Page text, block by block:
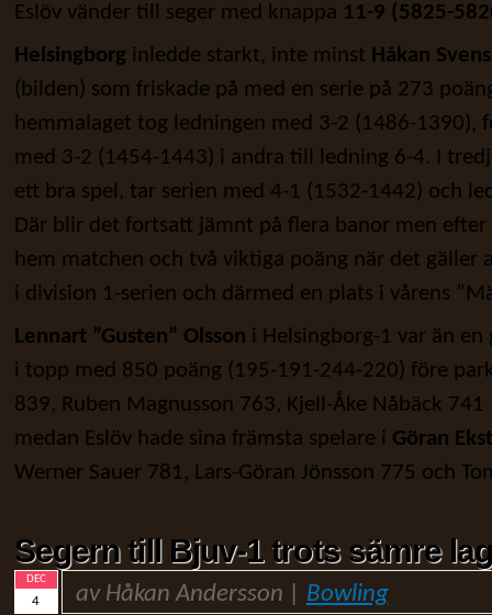
Eslöv vänder till seger med knappa 11-9 (5825-
Helsingborg inledde starkt, inte minst Håkan
(bilden) som friskade på med en serie på 273
hemmalaget tog ledningen med 3-2 (1486-1390),
med 3-2 (1454-1443) i andra till ledning 6-4. I
ett bra spel, tar serien med 4-1 (1532-1442) och
Där blir det fortsatt jämnt på flera banor men
hem matchen och två viktiga poäng när det gäller
i division 1-serien och därmed en plats i vårens
Lennart ”Gusten” Olsson i Helsingborg-1 var än en
i topp med 850 poäng (195-191-244-220) före
839, Ruben Magnusson 763, Kjell-Åke Nåbäck
medan Eslöv hade sina främsta spelare i Göran
Werner Sauer 781, Lars-Göran Jönsson 775 och
Segern till Bjuv-1 trots sämre
DEC
4 av Håkan Andersson | Bowling